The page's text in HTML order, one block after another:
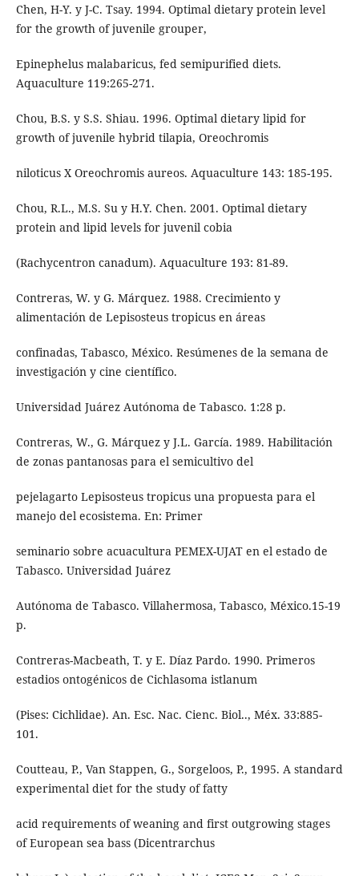
Chen, H-Y. y J-C. Tsay. 1994. Optimal dietary protein level
for the growth of juvenile grouper,
Epinephelus malabaricus, fed semipurified diets.
Aquaculture 119:265-271.
Chou, B.S. y S.S. Shiau. 1996. Optimal dietary lipid for
growth of juvenile hybrid tilapia, Oreochromis
niloticus X Oreochromis aureos. Aquaculture 143: 185-195.
Chou, R.L., M.S. Su y H.Y. Chen. 2001. Optimal dietary
protein and lipid levels for juvenil cobia
(Rachycentron canadum). Aquaculture 193: 81-89.
Contreras, W. y G. Márquez. 1988. Crecimiento y
alimentación de Lepisosteus tropicus en áreas
confinadas, Tabasco, México. Resúmenes de la semana de
investigación y cine científico.
Universidad Juárez Autónoma de Tabasco. 1:28 p.
Contreras, W., G. Márquez y J.L. García. 1989. Habilitación
de zonas pantanosas para el semicultivo del
pejelagarto Lepisosteus tropicus una propuesta para el
manejo del ecosistema. En: Primer
seminario sobre acuacultura PEMEX-UJAT en el estado de
Tabasco. Universidad Juárez
Autónoma de Tabasco. Villahermosa, Tabasco, México.15-19
p.
Contreras-Macbeath, T. y E. Díaz Pardo. 1990. Primeros
estadios ontogénicos de Cichlasoma istlanum
(Pises: Cichlidae). An. Esc. Nac. Cienc. Biol.., Méx. 33:885-
101.
Coutteau, P., Van Stappen, G., Sorgeloos, P., 1995. A standard
experimental diet for the study of fatty
acid requirements of weaning and first outgrowing stages
of European sea bass (Dicentrarchus